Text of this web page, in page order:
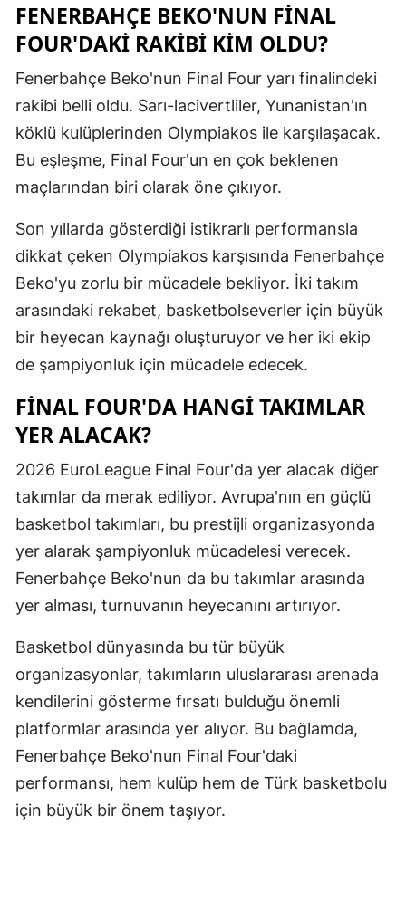
Kütahya
Malatya
Manisa
Mardin
Muğla
Muş
Nevşehir
Rize
Sakarya
Samsun
Siirt
Sinop
Tekirdağ
Tokat
Tunceli
FENERBAHÇE BEKO'NUN FINAL
FOUR'DAKI RAKIBI KIM OLDU?
Fenerbahçe Beko'nun Final Four yarı finalindeki
rakibi belli oldu. Sarı-lacivertliler, Yunanistan'ın
köklü kulüplerinden Olympiakos ile karşılaşacak.
Bu eşleşme, Final Four'un en çok beklenen
maçlarından biri olarak öne çıkıyor.
Son yıllarda gösterdiği istikrarlı performansla
dikkat çeken Olympiakos karşısında Fenerbahçe
Beko'yu zorlu bir mücadele bekliyor. İki takım
arasındaki rekabet, basketbolseverler için büyük
bir heyecan kaynağı oluşturuyor ve her iki ekip
de şampiyonluk için mücadele edecek.
FINAL FOUR'DA HANGI TAKIMLAR
YER ALACAK?
2026 EuroLeague Final Four'da yer alacak diğer
takımlar da merak ediliyor. Avrupa'nın en güçlü
basketbol takımları, bu prestijli organizasyonda
yer alarak şampiyonluk mücadelesi verecek.
Fenerbahçe Beko'nun da bu takımlar arasında
yer alması, turnuvanın heyecanını artırıyor.
Basketbol dünyasında bu tür büyük
organizasyonlar, takımların uluslararası arenada
kendilerini gösterme fırsatı bulduğu önemli
platformlar arasında yer alıyor. Bu bağlamda,
Fenerbahçe Beko'nun Final Four'daki
performansı, hem kulüp hem de Türk basketbolu
için büyük bir önem taşıyor.